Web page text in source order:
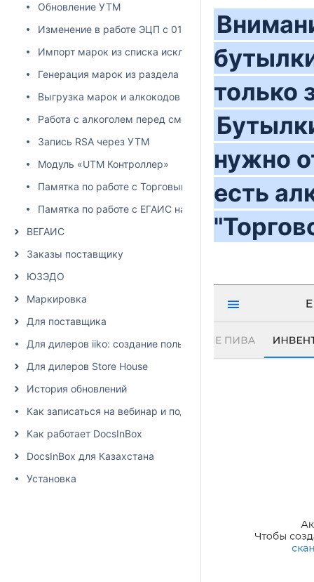
Обновление УТМ
Изменение в работе ЭЦП с 01.06.2024
Импорт марок из списка исключений
Генерация марок из раздела "остатки ЕГАИС"
Выгрузка марок и алкокодов из учетной системы
Работа с алкоголем перед сменой юридического лица
Запись RSA через УТМ
Модуль «UTM Контроллер»
Памятка по работе с Торговым залом
Памятка по работе с ЕГАИС накладными
ВЕГАИС
Заказы поставщику
ЮЗЭДО
Маркировка
Для поставщика
Для дилеров iiko: создание пользователя и настройка
Для дилеров Store House
История обновлений
Как записаться на вебинар и подписаться на рассылку
Как работает DocsInBox
DocsInBox для Казахстана
Установка
только
нужно
есть